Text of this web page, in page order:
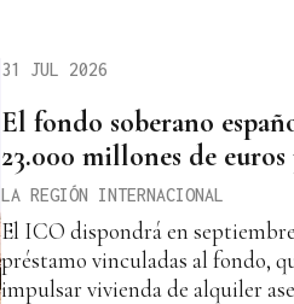
31 JUL 2026
El fondo soberano
23.000 millones de
LA REGIÓN INTERNACIONAL
El ICO dispondrá en
préstamo vinculadas al fondo,
impulsar vivienda de alquiler